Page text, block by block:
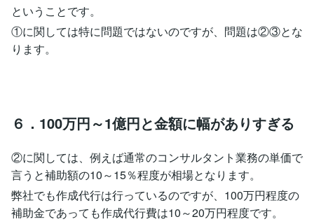
ということです。
①に関しては特に問題ではないのですが、問題は②③とな
ります。
６．100万円～1億円と金額に幅がありすぎる
②に関しては、例えば通常のコンサルタント業務の単価で
言うと補助額の10～15％程度が相場となります。
弊社でも作成代行は行っているのですが、100万円程度の
補助金であっても作成代行費は10～20万円程度です。